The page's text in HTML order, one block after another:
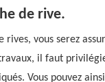
de rive.
rives, vous serez
il faut
Vous pouvez